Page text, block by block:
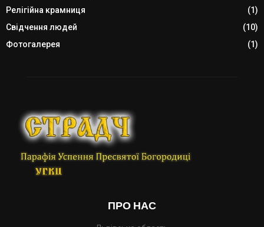
Релігійна крамниця
(1)
Свідчення людей
(10)
Фотогалерея
(1)
ПРО НАС